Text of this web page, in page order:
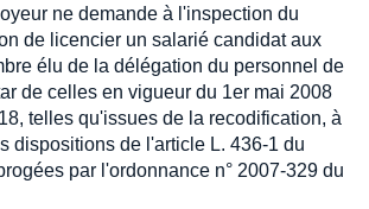
ne demande à l'inspection du
de licencier un salarié candidat aux
élu de la délégation du personnel de
de celles en vigueur du 1er mai 2008
telles qu'issues de la recodification, à
dispositions de l'article L. 436-1 du
par l'ordonnance n° 2007-329 du